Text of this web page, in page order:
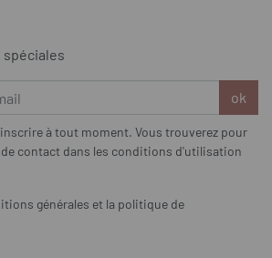
spéciales
ok
à tout moment. Vous trouverez pour
contact dans les conditions d'utilisation
générales et la politique de